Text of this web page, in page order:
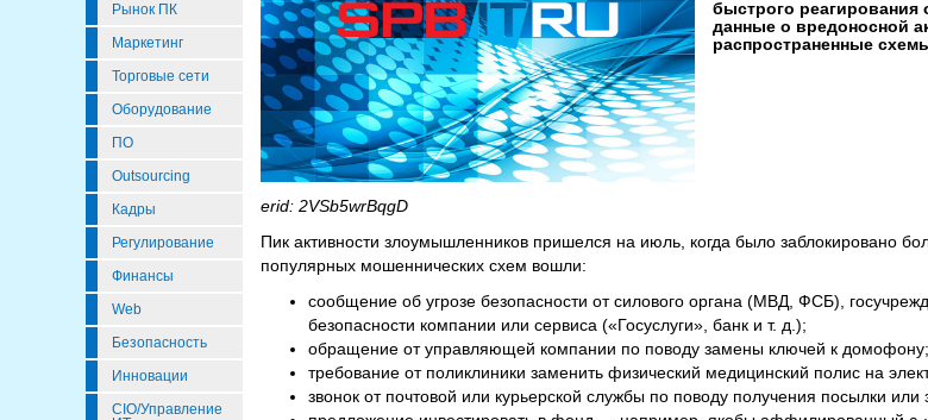
Рынок ПК
Маркетинг
Торговые сети
Оборудование
ПО
Outsourcing
Кадры
Регулирование
Финансы
Web
Безопасность
Инновации
CIO/Управление
быстрого реагирования
данные о вредоносной
распространенные
erid: 2VSb5wrBqgD
Пик активности злоумышленников пришелся на июль, когда было заблокировано
популярных мошеннических схем вошли:
сообщение об угрозе безопасности от силового органа (МВД, ФСБ),
безопасности компании или сервиса («Госуслуги», банк и т. д.);
обращение от управляющей компании по поводу замены ключей к домофону;
требование от поликлиники заменить физический медицинский полис на
звонок от почтовой или курьерской службы по поводу получения посылки или